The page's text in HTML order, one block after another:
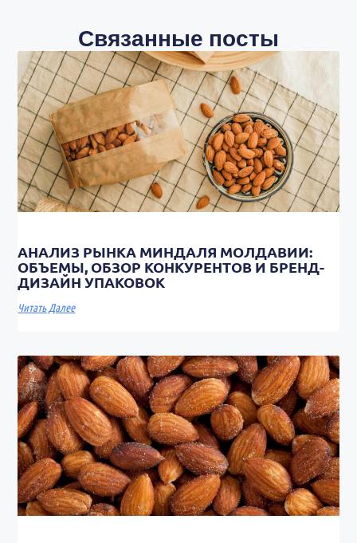
Связанные посты
АНАЛИЗ РЫНКА МИНДАЛЯ МОЛДАВИИ:
ОБЪЕМЫ, ОБЗОР КОНКУРЕНТОВ И БРЕНД-
ДИЗАЙН УПАКОВОК
Читать Далее